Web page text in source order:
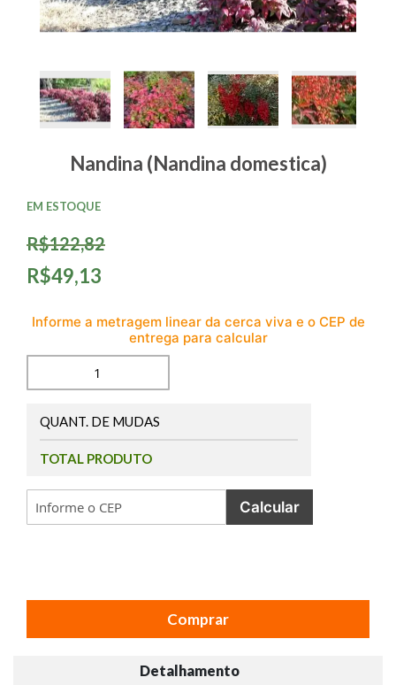
Nandina (Nandina domestica)
R$122,82
R$49,13
EM ESTOQUE
Informe a metragem linear da cerca viva e o CEP de
entrega para calcular
QUANT. DE MUDAS
TOTAL PRODUTO
Calcular
Comprar
Detalhamento